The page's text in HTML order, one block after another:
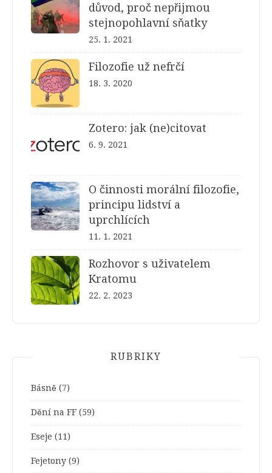
důvod, proč nepřijmou
stejnopohlavní sňatky
25. 1. 2021
Filozofie už nefrčí
18. 3. 2020
Zotero: jak (ne)citovat
6. 9. 2021
O činnosti morální filozofie,
principu lidství a
uprchlících
11. 1. 2021
Rozhovor s uživatelem
Kratomu
22. 2. 2023
RUBRIKY
Básně (7)
Dění na FF (59)
Eseje (11)
Fejetony (9)